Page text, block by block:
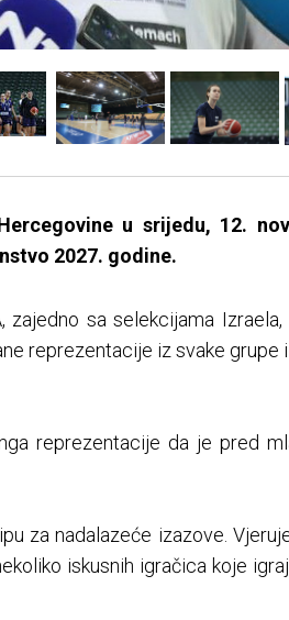
u srijedu, 12.
2027. godine.
sa selekcijama
reprezentacije iz svake
reprezentacije da je pred
za nadalazeće izazove.
iskusnih igračica koje